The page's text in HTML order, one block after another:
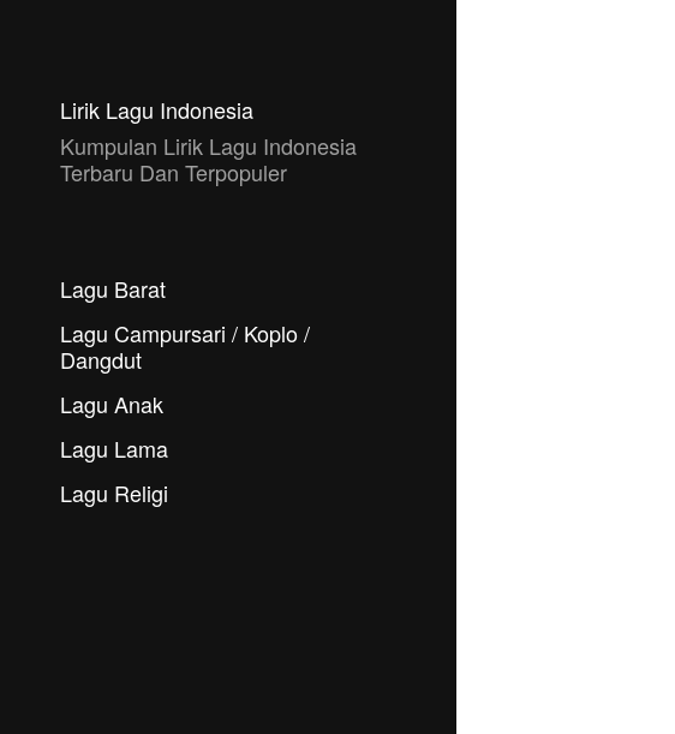
Lirik Lagu Indonesia
Kumpulan Lirik Lagu Indonesia
Terbaru Dan Terpopuler
Lagu Barat
Lagu Campursari / Koplo /
Dangdut
Lagu Anak
Lagu Lama
Lagu Religi